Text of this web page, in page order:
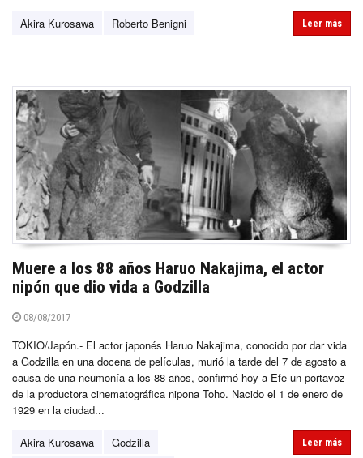
Akira Kurosawa Roberto Benigni Leer más
Muere a los 88 años Haruo Nakajima, el actor
nipón que dio vida a Godzilla
08/08/2017
TOKIO/Japón.- El actor japonés Haruo Nakajima, conocido por dar vida
a Godzilla en una docena de películas, murió la tarde del 7 de agosto a
causa de una neumonía a los 88 años, confirmó hoy a Efe un portavoz
de la productora cinematográfica nipona Toho. Nacido el 1 de enero de
1929 en la ciudad...
Akira Kurosawa
Godzilla
Leer más